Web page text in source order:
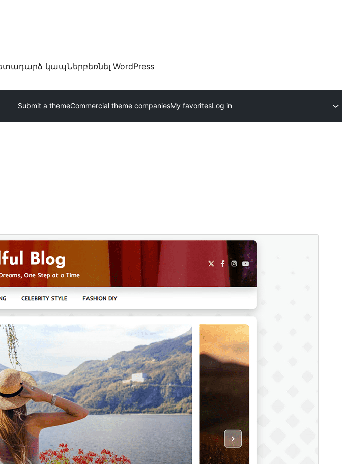
կապՆերբեռնել WordPress
Submit a themeCommercial theme companiesMy favoritesLog in
ՆախադիտելՆերբեռնել
Տարբերակ
Last updated
27 Հունիսի, 2025
Active installations
PHP version